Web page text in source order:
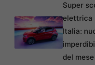
Super
elettrica
Italia:
del mese